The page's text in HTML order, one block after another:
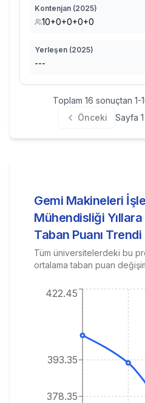
Kontenjan (2025)
10+0+0+0+0
Yerleşen (2025)
---
Toplam 16 sonuçtan 1-
Önceki
Sayfa 1
Gemi Makineleri
Mühendisliği
Taban Puanı Trendi
Tüm üniversitelerdeki bu
ortalama taban puan
378.35
393.35
422.45